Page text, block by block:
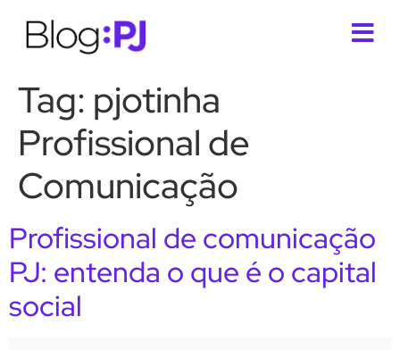
Tag: pjotinha
Profissional de
Comunicação
Profissional de comunicação
PJ: entenda o que é o capital
social